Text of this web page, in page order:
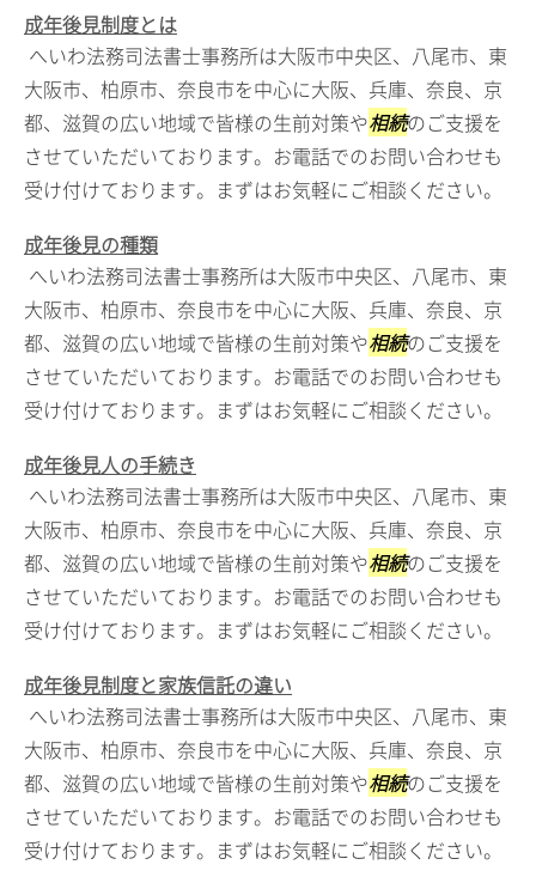
成年後見制度とは
へいわ法務司法書士事務所は大阪市中央区、八尾市、東
大阪市、柏原市、奈良市を中心に大阪、兵庫、奈良、京
都、滋賀の広い地域で皆様の生前対策や相続のご支援を
させていただいております。お電話でのお問い合わせも
受け付けております。まずはお気軽にご相談ください。
成年後見の種類
へいわ法務司法書士事務所は大阪市中央区、八尾市、東
大阪市、柏原市、奈良市を中心に大阪、兵庫、奈良、京
都、滋賀の広い地域で皆様の生前対策や相続のご支援を
させていただいております。お電話でのお問い合わせも
受け付けております。まずはお気軽にご相談ください。
成年後見人の手続き
へいわ法務司法書士事務所は大阪市中央区、八尾市、東
大阪市、柏原市、奈良市を中心に大阪、兵庫、奈良、京
都、滋賀の広い地域で皆様の生前対策や相続のご支援を
させていただいております。お電話でのお問い合わせも
受け付けております。まずはお気軽にご相談ください。
成年後見制度と家族信託の違い
へいわ法務司法書士事務所は大阪市中央区、八尾市、東
大阪市、柏原市、奈良市を中心に大阪、兵庫、奈良、京
都、滋賀の広い地域で皆様の生前対策や相続のご支援を
させていただいております。お電話でのお問い合わせも
受け付けております。まずはお気軽にご相談ください。